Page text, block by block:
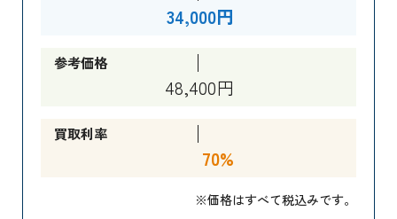
34,000円
参考価格
48,400円
買取利率
70%
※価格はすべて税込みです。